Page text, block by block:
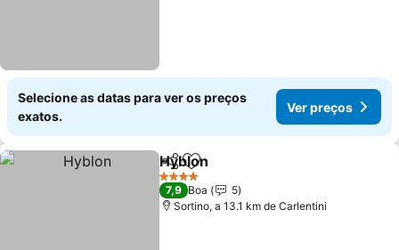
Selecione as datas para ver os preços
exatos.
Ver preços
PartilharAdicionar aos favoritos
Hyblon
4 Estrelas
7,9 Boa
5
Sortino, a 13.1 km de Carlentini